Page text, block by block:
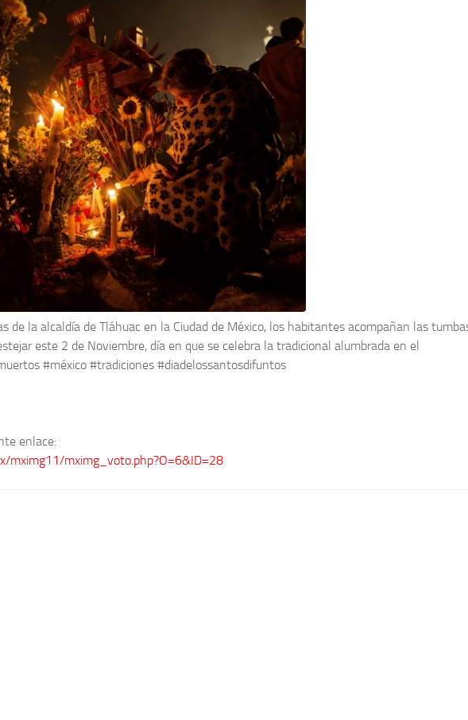
de la alcaldía de Tláhuac en la Ciudad de México, los habitantes acompañan las
este 2 de Noviembre, día en que se celebra la tradicional alumbrada en el
#méxico #tradiciones #diadelossantosdifuntos
enlace:
mximg11/mximg_voto.php?O=6&ID=28